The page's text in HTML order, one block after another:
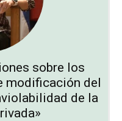
sobre los
modificación del
de la